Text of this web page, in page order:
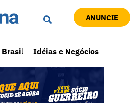
ANUNCIE
Brasil Idéias e Negócios